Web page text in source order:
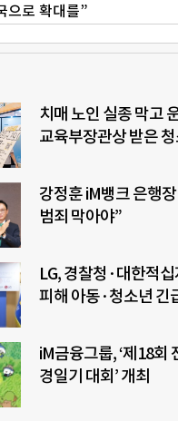
으로 확대를”
치매 노인 실종 막고
교육부장관상 받은
강정훈 iM뱅크 은행
범죄 막아야”
LG, 경찰청·대한적
피해 아동·청소년 긴
iM금융그룹, ‘제18회
경일기 대회’ 개최